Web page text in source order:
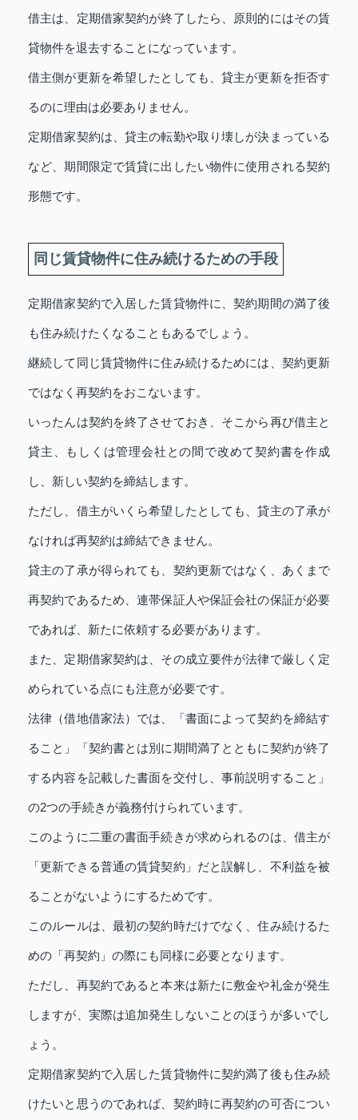
借主は、定期借家契約が終了したら、原則的にはその賃
貸物件を退去することになっています。
借主側が更新を希望したとしても、貸主が更新を拒否す
るのに理由は必要ありません。
定期借家契約は、貸主の転勤や取り壊しが決まっている
など、期間限定で賃貸に出したい物件に使用される契約
形態です。
同じ賃貸物件に住み続けるための手段
定期借家契約で入居した賃貸物件に、契約期間の満了後
も住み続けたくなることもあるでしょう。
継続して同じ賃貸物件に住み続けるためには、契約更新
ではなく再契約をおこないます。
いったんは契約を終了させておき、そこから再び借主と
貸主、もしくは管理会社との間で改めて契約書を作成
し、新しい契約を締結します。
ただし、借主がいくら希望したとしても、貸主の了承が
なければ再契約は締結できません。
貸主の了承が得られても、契約更新ではなく、あくまで
再契約であるため、連帯保証人や保証会社の保証が必要
であれば、新たに依頼する必要があります。
また、定期借家契約は、その成立要件が法律で厳しく定
められている点にも注意が必要です。
法律（借地借家法）では、「書面によって契約を締結す
ること」「契約書とは別に期間満了とともに契約が終了
する内容を記載した書面を交付し、事前説明すること」
の2つの手続きが義務付けられています。
このように二重の書面手続きが求められるのは、借主が
「更新できる普通の賃貸契約」だと誤解し、不利益を被
ることがないようにするためです。
このルールは、最初の契約時だけでなく、住み続けるた
めの「再契約」の際にも同様に必要となります。
ただし、再契約であると本来は新たに敷金や礼金が発生
しますが、実際は追加発生しないことのほうが多いでし
ょう。
定期借家契約で入居した賃貸物件に契約満了後も住み続
けたいと思うのであれば、契約時に再契約の可否につい